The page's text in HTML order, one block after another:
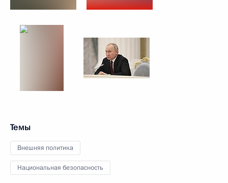
Темы
Внешняя политика
Национальная безопасность